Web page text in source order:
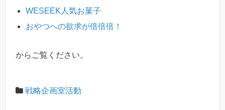
WESEEK人気お菓子
おやつへの欲求が倍倍倍！
からご覧ください。
戦略企画室活動